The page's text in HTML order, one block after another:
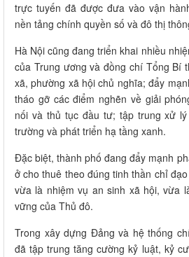
trực tuyến đã được đưa vào vận
nền tảng chính quyền số và đô thị
Hà Nội cũng đang triển khai nhiều
của Trung ương và đồng chí Tổng Bí
xã, phường xã hội chủ nghĩa; đẩy
tháo gỡ các điểm nghẽn về giải
nối và thủ tục đầu tư; tập trung xử
trường và phát triển hạ tầng xanh.
Đặc biệt, thành phố đang đẩy mạnh
ở cho thuê theo đúng tinh thần chỉ
vừa là nhiệm vụ an sinh xã hội, vừa
vững của Thủ đô.
Trong xây dựng Đảng và hệ thống
đã tập trung tăng cường kỷ luật, kỷ